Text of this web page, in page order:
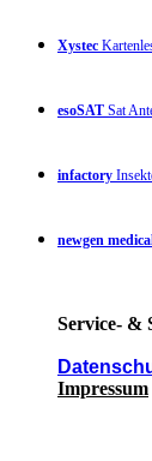
Xystec
esoSAT Sat
infactory
newgen
Service- &
Impressum